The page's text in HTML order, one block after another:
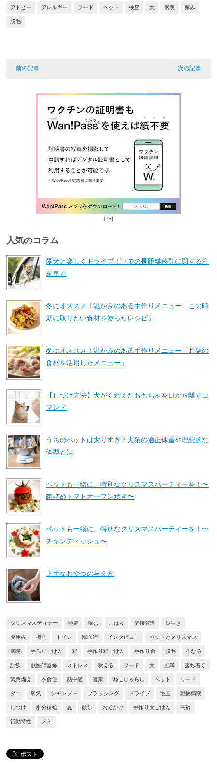
アトピー アレルギー フード ペット 検査 犬 病院 痒み
脱毛
前の記事 次の記事
[PR]
人気のコラム
愛犬と楽しくドライブ！車での長距離移動に関する注
意事項
冬にオススメ！温かみのある手作りメニュー「この時
期に取りたい食材を使ったレシピ」
冬にオススメ！温かみのある手作りメニュー「お鍋の
食材を活用したメニュー」
【しつけ方法】犬がくわえたおもちゃを口から離すコ
マンド
うちのペットは太りすぎ？犬猫の適正体重や理想的な
体型とは
ペットも一緒に、特別なクリスマスパーティーを！〜
肉詰めトマトオーブン焼き〜
ペットも一緒に、特別なクリスマスパーティーを！〜
チキンディッシュ〜
上手なおやつの与え方
クリスマスディナー 地震 噛む ごはん 健康管理 長生き
夏休み 梅雨 トイレ 獣医師 インタビュー ペットとクリスマス
病院 手作りごはん 猫 手作り猫ごはん 手作り食 脱毛 うなる
誤飲 獣医師監修 ストレス 吠える フード 犬 肥満 落ち着く
緊急備え 衣食住 熱中症 健康 ねこじゃらし ペット リード
ダニ 病気 シャンプー ブラッシング ドライブ 毛玉 動物病院
しつけ 水分補給 夏 散歩 おでかけ 手作り犬ごはん 高齢
行動特性 ノミ